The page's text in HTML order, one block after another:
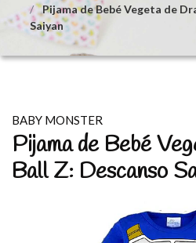
Pijama de Bebé Vegeta de
Saiyan
BABY MONSTER
Pijama de Bebé
Ball Z: Descanso